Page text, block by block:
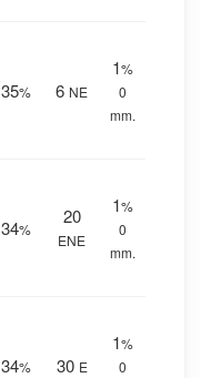
35% 6 NE
1%
0
mm.
34%
20
ENE
1%
0
mm.
34% 30 E
1%
0